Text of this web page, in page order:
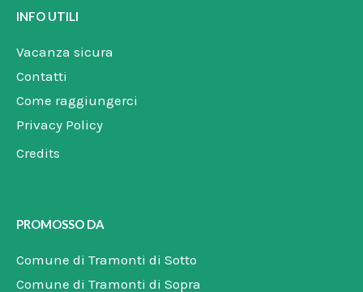
o
o
g
r
INFO UTILI
Vacanza sicura
Contatti
Come raggiungerci
Privacy Policy
Credits
PROMOSSO DA
Comune di Tramonti di Sotto
Comune di Tramonti di Sopra